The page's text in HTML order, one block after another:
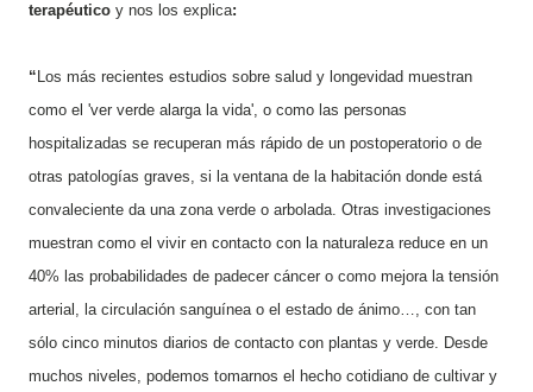
terapéutico y nos los explica:
“ Los más recientes estudios sobre salud y longevidad muestran
como el 'ver verde alarga la vida', o como las personas
hospitalizadas se recuperan más rápido de un postoperatorio o de
otras patologías graves, si la ventana de la habitación donde está
convaleciente da una zona verde o arbolada. Otras investigaciones
muestran como el vivir en contacto con la naturaleza reduce en un
40% las probabilidades de padecer cáncer o como mejora la tensión
arterial, la circulación sanguínea o el estado de ánimo…, con tan
sólo cinco minutos diarios de contacto con plantas y verde. Desde
muchos niveles, podemos tomarnos el hecho cotidiano de cultivar y